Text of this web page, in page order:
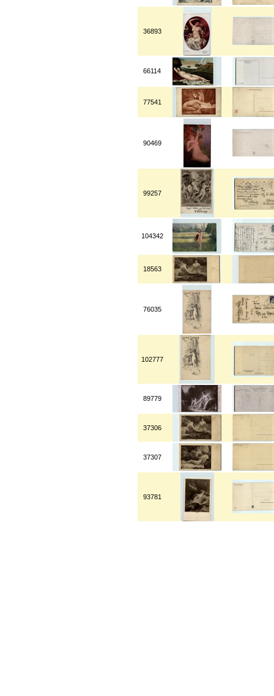
36893
66114
77541
90469
99257
104342
18563
76035
102777
89779
37306
37307
93781